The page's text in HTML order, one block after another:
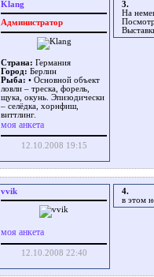
Klang
Администратор
Страна: Германия
Город: Берлин
Рыба: • Основной объект
ловли – треска, форель,
щука, окунь. Эпизодически
– селёдка, хорнфиш,
виттлинг.
моя анкета
12.10.2008 19:15
3.
На
vvik
моя анкета
12.10.2008 22:40
4.
в этом